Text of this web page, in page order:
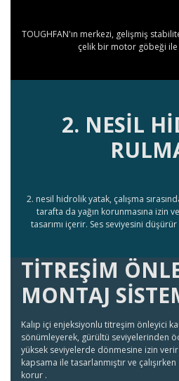
TOUGHFAN'ın merkezi, gelişmiş
çelik bir motor göbeği
2. NESİL
2. nesil hidrolik yatak, çalışma
tarafta da yağın korunmasına izin
tasarımı içerir. Ses seviyesini
TİTREŞİM
MONTAJ
Kalıp içi enjeksiyonlu titreşim önleyici
sönümleyerek, gürültü seviyelerinden
yüksek seviyelerde dönmesine izin
kapsama ile tasarlanmıştır ve
korur .